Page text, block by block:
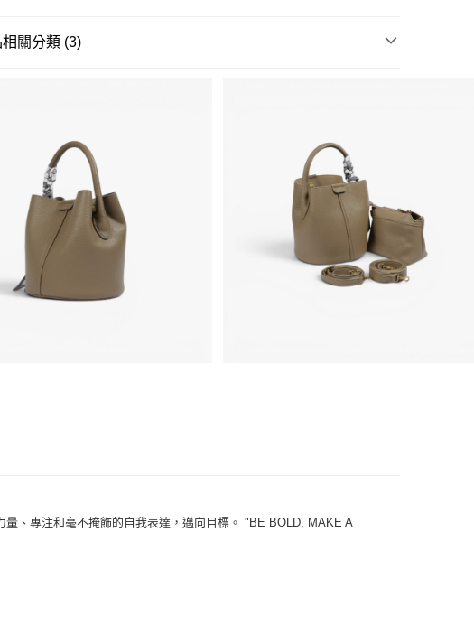
相關分類 (3)
、專注和毫不掩飾的自我表達，邁向目標。 "BE BOLD, MAKE A